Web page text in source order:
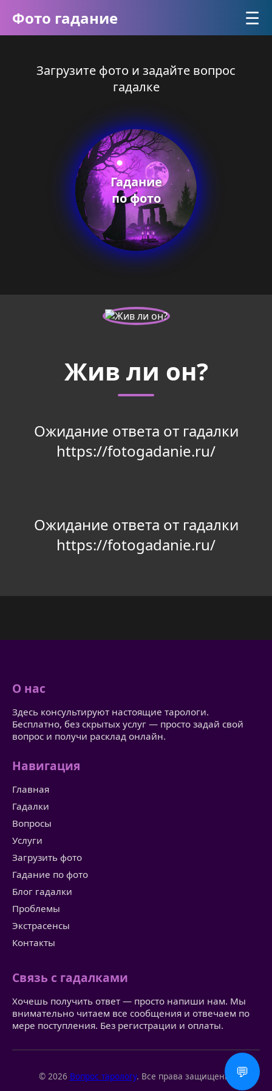
Фото гадание ☰
Загрузите фото и задайте вопрос
гадалке
Гадание
по фото
Жив ли он?
Ожидание ответа от гадалки
https://fotogadanie.ru/
Ожидание ответа от гадалки
https://fotogadanie.ru/
О нас
Здесь консультируют настоящие тарологи.
Бесплатно, без скрытых услуг — просто задай свой
вопрос и получи расклад онлайн.
Навигация
Главная
Гадалки
Вопросы
Услуги
Загрузить фото
Гадание по фото
Блог гадалки
Проблемы
Экстрасенсы
Контакты
Связь с гадалками
Хочешь получить ответ — просто напиши нам. Мы
внимательно читаем все сообщения и отвечаем по
мере поступления. Без регистрации и оплаты.
© 2026 Вопрос тарологу. Все права защищены. 💬